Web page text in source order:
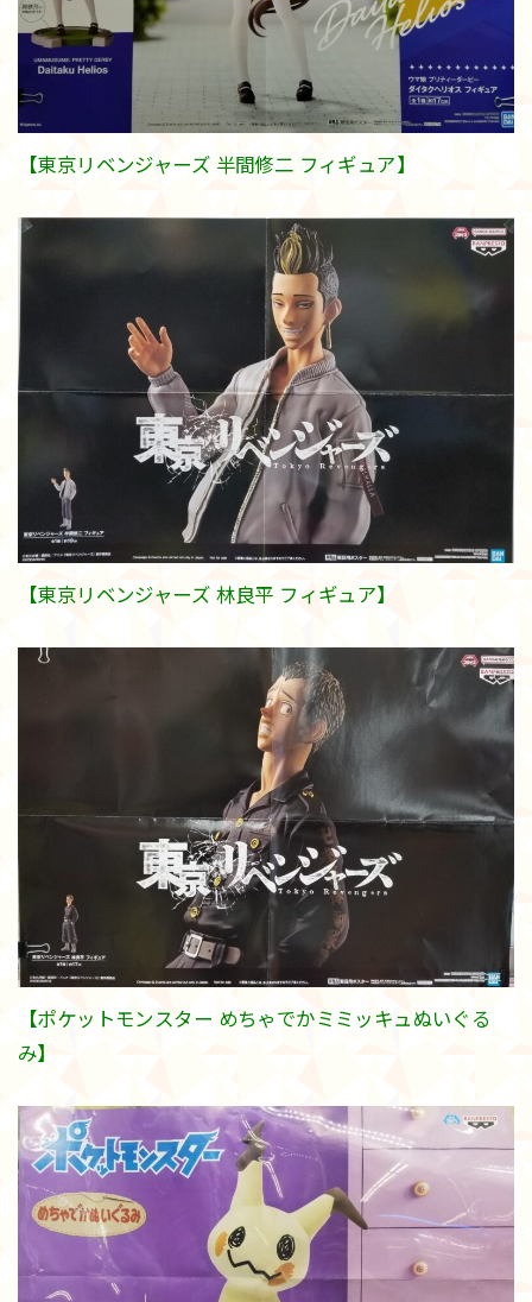
【東京リベンジャーズ 半間修二 フィギュア】
【東京リベンジャーズ 林良平 フィギュア】
【ポケットモンスター めちゃでかミミッキュぬいぐる
み】